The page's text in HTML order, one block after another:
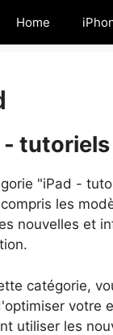
Home
-
"iPad -
les
nouvelles et
catégorie,
votre
utiliser les